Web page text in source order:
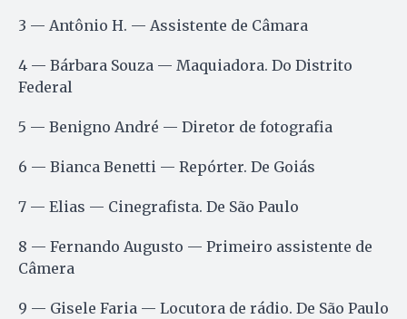
3 — Antônio H. — Assistente de Câmara
4 — Bárbara Souza — Maquiadora. Do Distrito
Federal
5 — Benigno André — Diretor de fotografia
6 — Bianca Benetti — Repórter. De Goiás
7 — Elias — Cinegrafista. De São Paulo
8 — Fernando Augusto — Primeiro assistente de
Câmera
9 — Gisele Faria — Locutora de rádio. De São Paulo